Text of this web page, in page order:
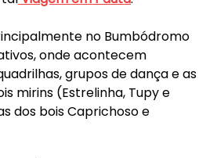
no Bumbódromo
onde acontecem
grupos de dança e as
mirins (Estrelinha, Tupy e
dos bois Caprichoso e